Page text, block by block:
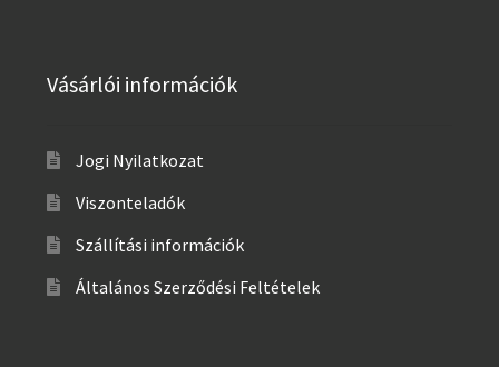
Vásárlói információk
Jogi Nyilatkozat
Viszonteladók
Szállítási információk
Általános Szerződési Feltételek